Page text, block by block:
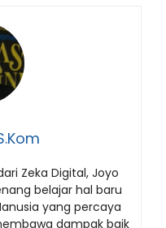
Zeka Digital, Joyo
belajar hal baru
yang percaya
dampak baik